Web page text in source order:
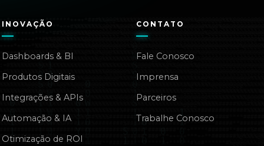
INOVAÇÃO
Dashboards & BI
Produtos Digitais
Integrações & APIs
Automação & IA
Otimização de ROI
CONTATO
Fale Conosco
Imprensa
Parceiros
Trabalhe Conosco